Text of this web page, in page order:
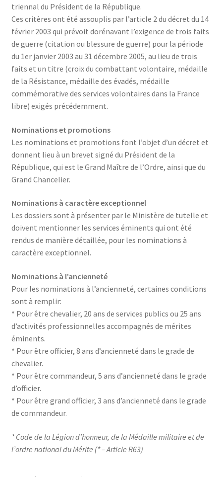
triennal du Président de la République.
Ces critères ont été assouplis par l’article 2 du décret du 14
février 2003 qui prévoit dorénavant l’exigence de trois faits
de guerre (citation ou blessure de guerre) pour la période
du 1er janvier 2003 au 31 décembre 2005, au lieu de trois
faits et un titre (croix du combattant volontaire, médaille
de la Résistance, médaille des évadés, médaille
commémorative des services volontaires dans la France
libre) exigés précédemment.
Nominations et promotions
Les nominations et promotions font l’objet d’un décret et
donnent lieu à un brevet signé du Président de la
République, qui est le Grand Maître de l’Ordre, ainsi que du
Grand Chancelier.
Nominations à caractère exceptionnel
Les dossiers sont à présenter par le Ministère de tutelle et
doivent mentionner les services éminents qui ont été
rendus de manière détaillée, pour les nominations à
caractère exceptionnel.
Nominations à l’ancienneté
Pour les nominations à l’ancienneté, certaines conditions
sont à remplir:
* Pour être chevalier, 20 ans de services publics ou 25 ans
d’activités professionnelles accompagnés de mérites
éminents.
* Pour être officier, 8 ans d’ancienneté dans le grade de
chevalier.
* Pour être commandeur, 5 ans d’ancienneté dans le grade
d’officier.
* Pour être grand officier, 3 ans d’ancienneté dans le grade
de commandeur.
* Code de la Légion d’honneur, de la Médaille militaire et de
l’ordre national du Mérite (* – Article R63)